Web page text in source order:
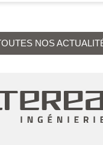
NOS